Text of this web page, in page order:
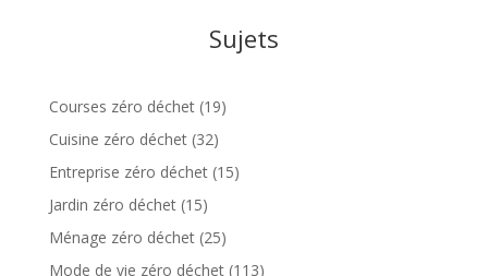
Sujets
Courses zéro déchet(19)
Cuisine zéro déchet(32)
Entreprise zéro déchet(15)
Jardin zéro déchet(15)
Ménage zéro déchet(25)
Mode de vie zéro déchet(113)